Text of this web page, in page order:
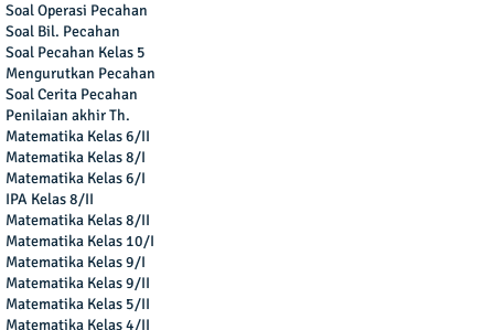
Soal Operasi Pecahan
Soal Bil. Pecahan
Soal Pecahan Kelas 5
Mengurutkan Pecahan
Soal Cerita Pecahan
Penilaian akhir Th.
Matematika Kelas 6/II
Matematika Kelas 8/I
Matematika Kelas 6/I
IPA Kelas 8/II
Matematika Kelas 8/II
Matematika Kelas 10/I
Matematika Kelas 9/I
Matematika Kelas 9/II
Matematika Kelas 5/II
Matematika Kelas 4/II